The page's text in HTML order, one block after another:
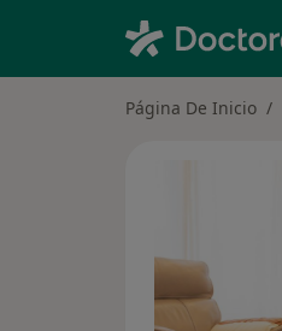
Página De Inicio